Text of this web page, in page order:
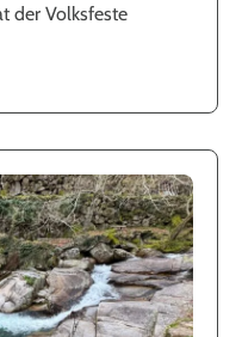
der Volksfeste